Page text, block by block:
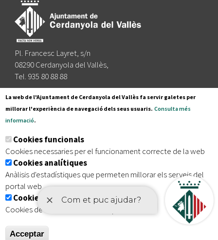
Pl. Francesc Layret, s/n
08290 Cerdanyola del Vallès,
Tel. 935 80 88 88
Segueix-nos a:
Subscriu-te al nostre butlletí
Inici | Avís legal | Protecció de dades
| Accessibilitat
La web de l'Ajuntament de Cerdanyola del Vallès fa servir galetes per
millorar l'experiència de navegació dels seus usuaris. Consulta més
informació.
Cookies funcionals
Cookies necessaries per el funcionament correcte de la web
Cookies analítiques
Anàlisis d'estadístiques que permeten millorar els serveis del
portal web
Cookies publicitàries
Cookies de tercers amb finalitat publicitària
Acceptar